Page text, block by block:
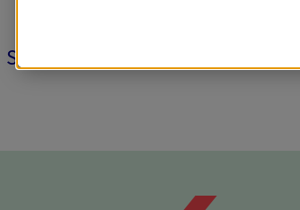
SANTÉ ET PRÉVOYANCE